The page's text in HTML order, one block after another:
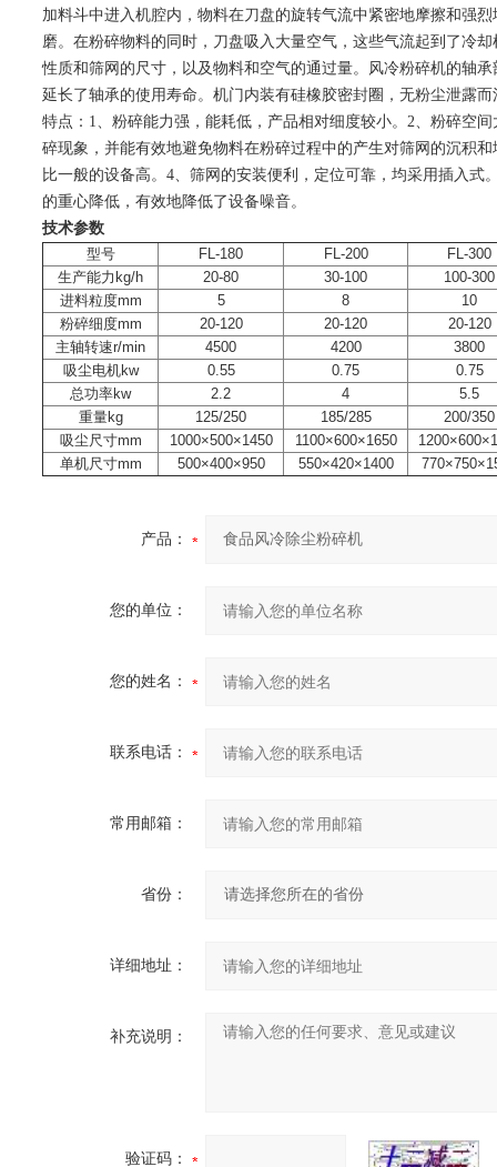
加料斗中进入机腔内，物料在刀盘的旋转气流中紧密地摩擦和强
磨。在粉碎物料的同时，刀盘吸入大量空气，这些气流起到了冷
性质和筛网的尺寸，以及物料和空气的通过量。风冷粉碎机的轴
延长了轴承的使用寿命。机门内装有硅橡胶密封圈，无粉尘泄露
特点：1、粉碎能力强，能耗低，产品相对细度较小。2、粉碎空
碎现象，并能有效地避免物料在粉碎过程中的产生对筛网的沉积
比一般的设备高。4、筛网的安装便利，定位可靠，均采用插入
的重心降低，有效地降低了设备噪音。
技术参数
型号
FL-180 FL-200
FL-300
生产能力kg/h
20-80 30-100
100-300
进料粒度mm
5 8
10
粉碎细度mm
20-120 20-120
20-120
主轴转速r/min
4500 4200
3800
吸尘电机kw
0.55 0.75
0.75
总功率kw
2.2 4
5.5
重量kg
125/250 185/285
200/350
吸尘尺寸mm
1000×500×1450 1100×600×1650
单机尺寸mm
500×400×950 550×420×1400
产品：
您的单位：
您的姓名：
联系电话：
常用邮箱：
省份：
详细地址：
补充说明：
验证码：